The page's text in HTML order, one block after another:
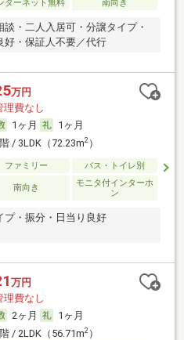
ターネット無料 南向き
・二人入居可・分譲タイプ・
好・保証人不要／代行
万円
理費なし
1ヶ月
1ヶ月
/ 3LDK（72.23m2）
ファミリー バス・トイレ別
南向き
モニタ付インターホ
ン
プ・振分・日当り良好
万円
理費なし
2ヶ月
1ヶ月
/ 2LDK（56.71m2）